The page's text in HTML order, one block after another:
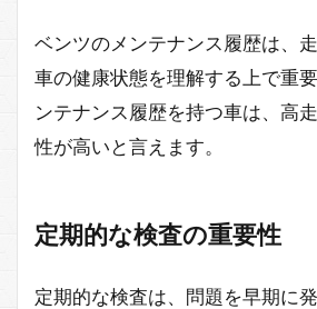
ベンツのメンテナンス履歴は、
車の健康状態を理解する上で重
ンテナンス履歴を持つ車は、高
性が高いと言えます。
定期的な検査の重要性
定期的な検査は、問題を早期に